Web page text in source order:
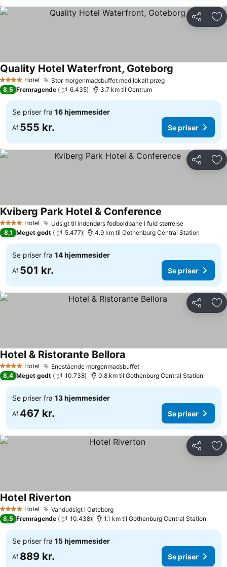
Del
4 StjernerHotel Stor morgenmadsbuffet med lokalt prægSe priser
Quality Hotel Waterfront, Goteborg
8,5 Fremragende 6.435 3.7 km til Centrum
Se priser fra 16 hjemmesider
Af 555 kr. Se priser
Del
4 StjernerHotel Udsigt til indendørs fodboldbane i fuld størrelseSe priser
Kviberg Park Hotel & Conference
8,1 Meget godt 5.477 4.9 km til Gothenburg Central Station
Se priser fra 14 hjemmesider
Af 501 kr. Se priser
Del
4 StjernerHotel Enestående morgenmadsbuffetSe priser
Hotel & Ristorante Bellora
8,4 Meget godt 10.738 0.8 km til Gothenburg Central Station
Se priser fra 13 hjemmesider
Af 467 kr. Se priser
Del
4 StjernerHotel Vandudsigt i GøteborgSe priser
Hotel RivertonSe priser
8,5 Fremragende 10.438 1.1 km til Gothenburg Central Station
Se priser fra 15 hjemmesider
Af 889 kr. Se priser